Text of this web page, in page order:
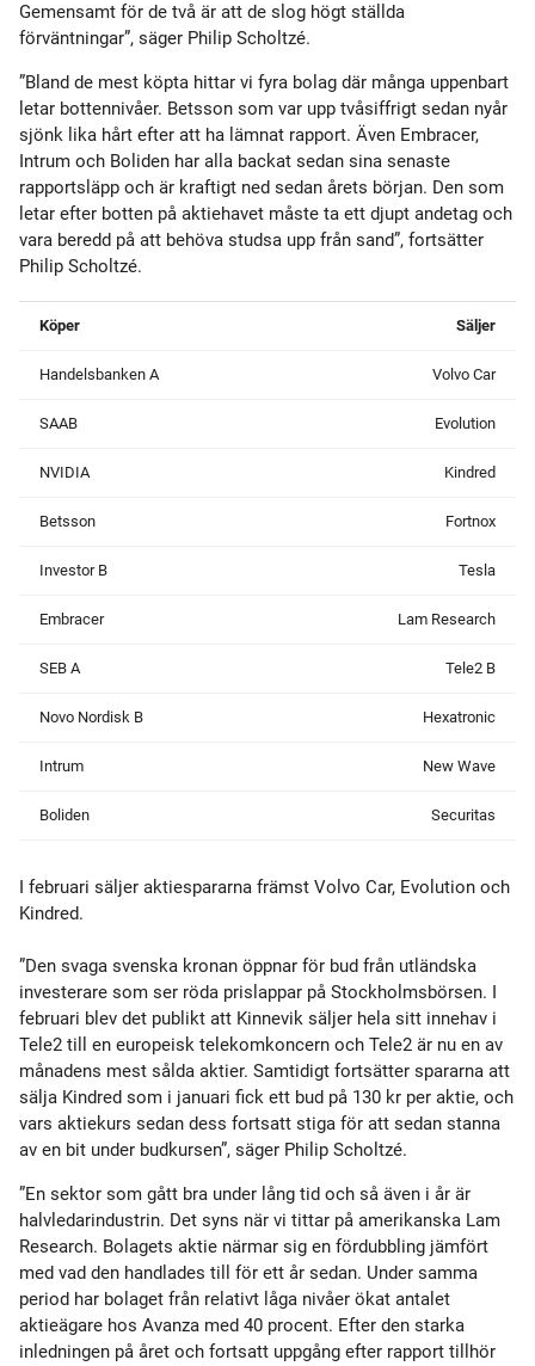
Gemensamt för de två är att de slog högt ställda
förväntningar”, säger Philip Scholtzé.
”Bland de mest köpta hittar vi fyra bolag där många uppenbart
letar bottennivåer. Betsson som var upp tvåsiffrigt sedan nyår
sjönk lika hårt efter att ha lämnat rapport. Även Embracer,
Intrum och Boliden har alla backat sedan sina senaste
rapportsläpp och är kraftigt ned sedan årets början. Den som
letar efter botten på aktiehavet måste ta ett djupt andetag och
vara beredd på att behöva studsa upp från sand”, fortsätter
Philip Scholtzé.
Köper Säljer
Handelsbanken A Volvo Car
SAAB Evolution
NVIDIA Kindred
Betsson Fortnox
Investor B Tesla
Embracer Lam Research
SEB A Tele2 B
Novo Nordisk B Hexatronic
Intrum New Wave
Boliden Securitas
I februari säljer aktiespararna främst Volvo Car, Evolution och
Kindred.
”Den svaga svenska kronan öppnar för bud från utländska
investerare som ser röda prislappar på Stockholmsbörsen. I
februari blev det publikt att Kinnevik säljer hela sitt innehav i
Tele2 till en europeisk telekomkoncern och Tele2 är nu en av
månadens mest sålda aktier. Samtidigt fortsätter spararna att
sälja Kindred som i januari fick ett bud på 130 kr per aktie, och
vars aktiekurs sedan dess fortsatt stiga för att sedan stanna
av en bit under budkursen”, säger Philip Scholtzé.
”En sektor som gått bra under lång tid och så även i år är
halvledarindustrin. Det syns när vi tittar på amerikanska Lam
Research. Bolagets aktie närmar sig en fördubbling jämfört
med vad den handlades till för ett år sedan. Under samma
period har bolaget från relativt låga nivåer ökat antalet
aktieägare hos Avanza med 40 procent. Efter den starka
inledningen på året och fortsatt uppgång efter rapport tillhör